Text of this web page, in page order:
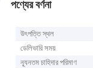
পণ্যের বর্ণনা
উৎপত্তি স্থল
ডেলিভারি সময়
ন্যূনতম চাহিদার পরিমাণ